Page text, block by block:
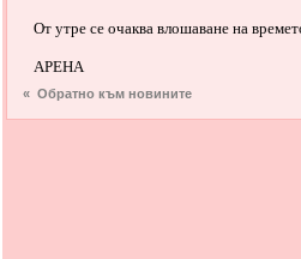
От утре се очаква влошаване на
АРЕНА
« Обратно към новините